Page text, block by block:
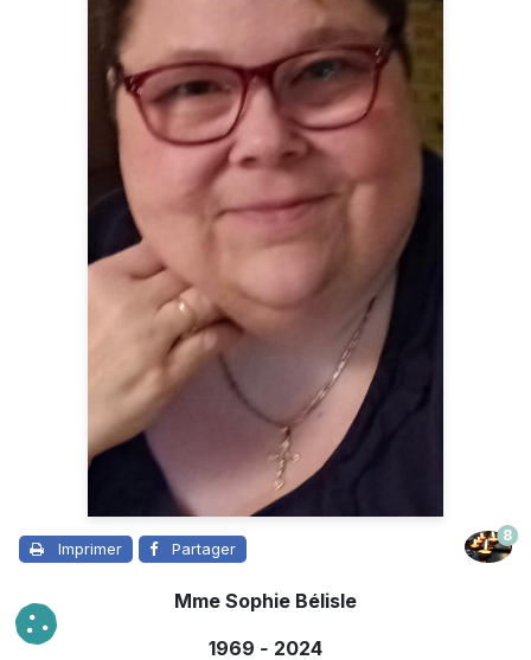
Imprimer Partager
8
Mme Sophie Bélisle
1969 - 2024